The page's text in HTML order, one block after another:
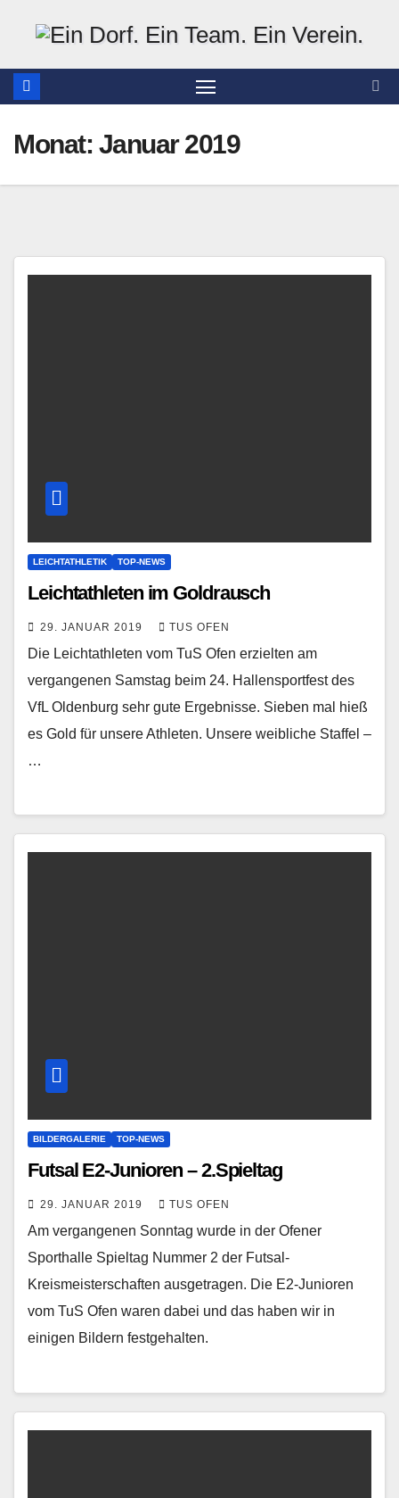
springen
Monat: Januar 2019
LEICHTATHLETIK TOP-NEWS
Leichtathleten im Goldrausch
29. JANUAR 2019 TUS OFEN
Die Leichtathleten vom TuS Ofen erzielten am
vergangenen Samstag beim 24. Hallensportfest des
VfL Oldenburg sehr gute Ergebnisse. Sieben mal hieß
es Gold für unsere Athleten. Unsere weibliche Staffel –
…
BILDERGALERIE TOP-NEWS
Futsal E2-Junioren – 2.Spieltag
29. JANUAR 2019 TUS OFEN
Am vergangenen Sonntag wurde in der Ofener
Sporthalle Spieltag Nummer 2 der Futsal-
Kreismeisterschaften ausgetragen. Die E2-Junioren
vom TuS Ofen waren dabei und das haben wir in
einigen Bildern festgehalten.